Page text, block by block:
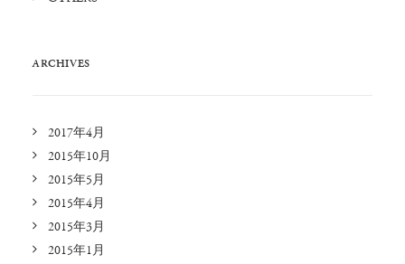
ARCHIVES
2017年4月
2015年10月
2015年5月
2015年4月
2015年3月
2015年1月